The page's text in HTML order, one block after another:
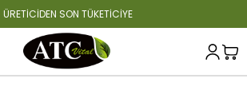
ÜRETİCİDEN SON TÜKETİCİYE